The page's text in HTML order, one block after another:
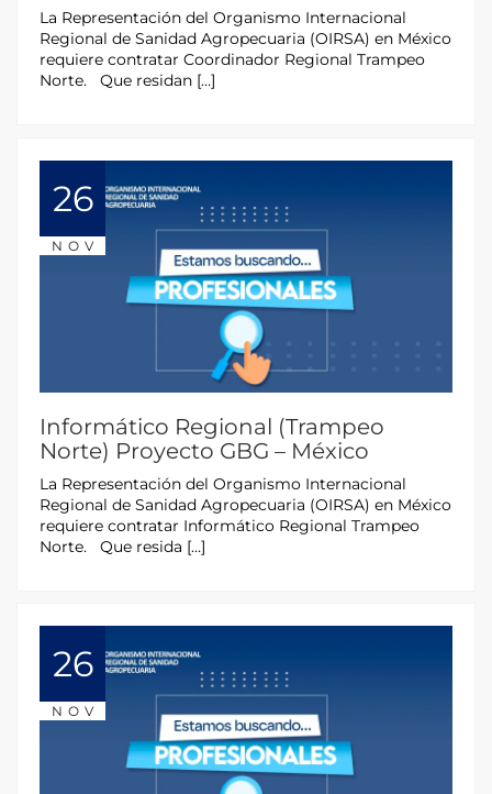
La Representación del Organismo Internacional
Regional de Sanidad Agropecuaria (OIRSA) en México
requiere contratar Coordinador Regional Trampeo
Norte. Que residan […]
26
NOV
Informático Regional (Trampeo
Norte) Proyecto GBG – México
La Representación del Organismo Internacional
Regional de Sanidad Agropecuaria (OIRSA) en México
requiere contratar Informático Regional Trampeo
Norte. Que resida […]
26
NOV